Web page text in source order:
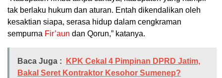
tak berlaku hukum dan aturan. Entah dikendalikan oleh
kesaktian siapa, serasa hidup dalam cengkraman
sempurna Fir’aun dan Qorun,” katanya.
Baca Juga :
KPK Cekal 4 Pimpinan DPRD Jatim,
Bakal Seret Kontraktor Kesohor Sumenep?